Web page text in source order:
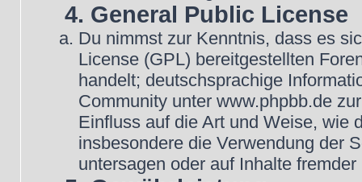
4. General Public License
Du nimmst zur Kenntnis, dass es
License (GPL) bereitgestellten
handelt; deutschsprachige
Community unter www.phpbb.de
Einfluss auf die Art und Weise, wie
insbesondere die Verwendung der
untersagen oder auf Inhalte